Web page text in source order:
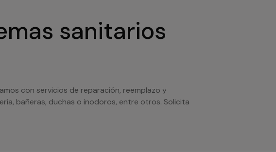
sanitarios
con servicios de reparación, reemplazo y
bañeras, duchas o inodoros, entre otros. Solicita